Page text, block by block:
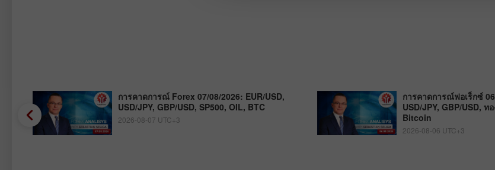
การคาดการณ์ Forex 07/08/2026: EUR/USD,
USD/JPY, GBP/USD, SP500, OIL, BTC
2026-08-07 UTC+3
การคาดการณ์ฟอเร็กซ์
USD/JPY, GBP/USD,
Bitcoin
2026-08-06 UTC+3